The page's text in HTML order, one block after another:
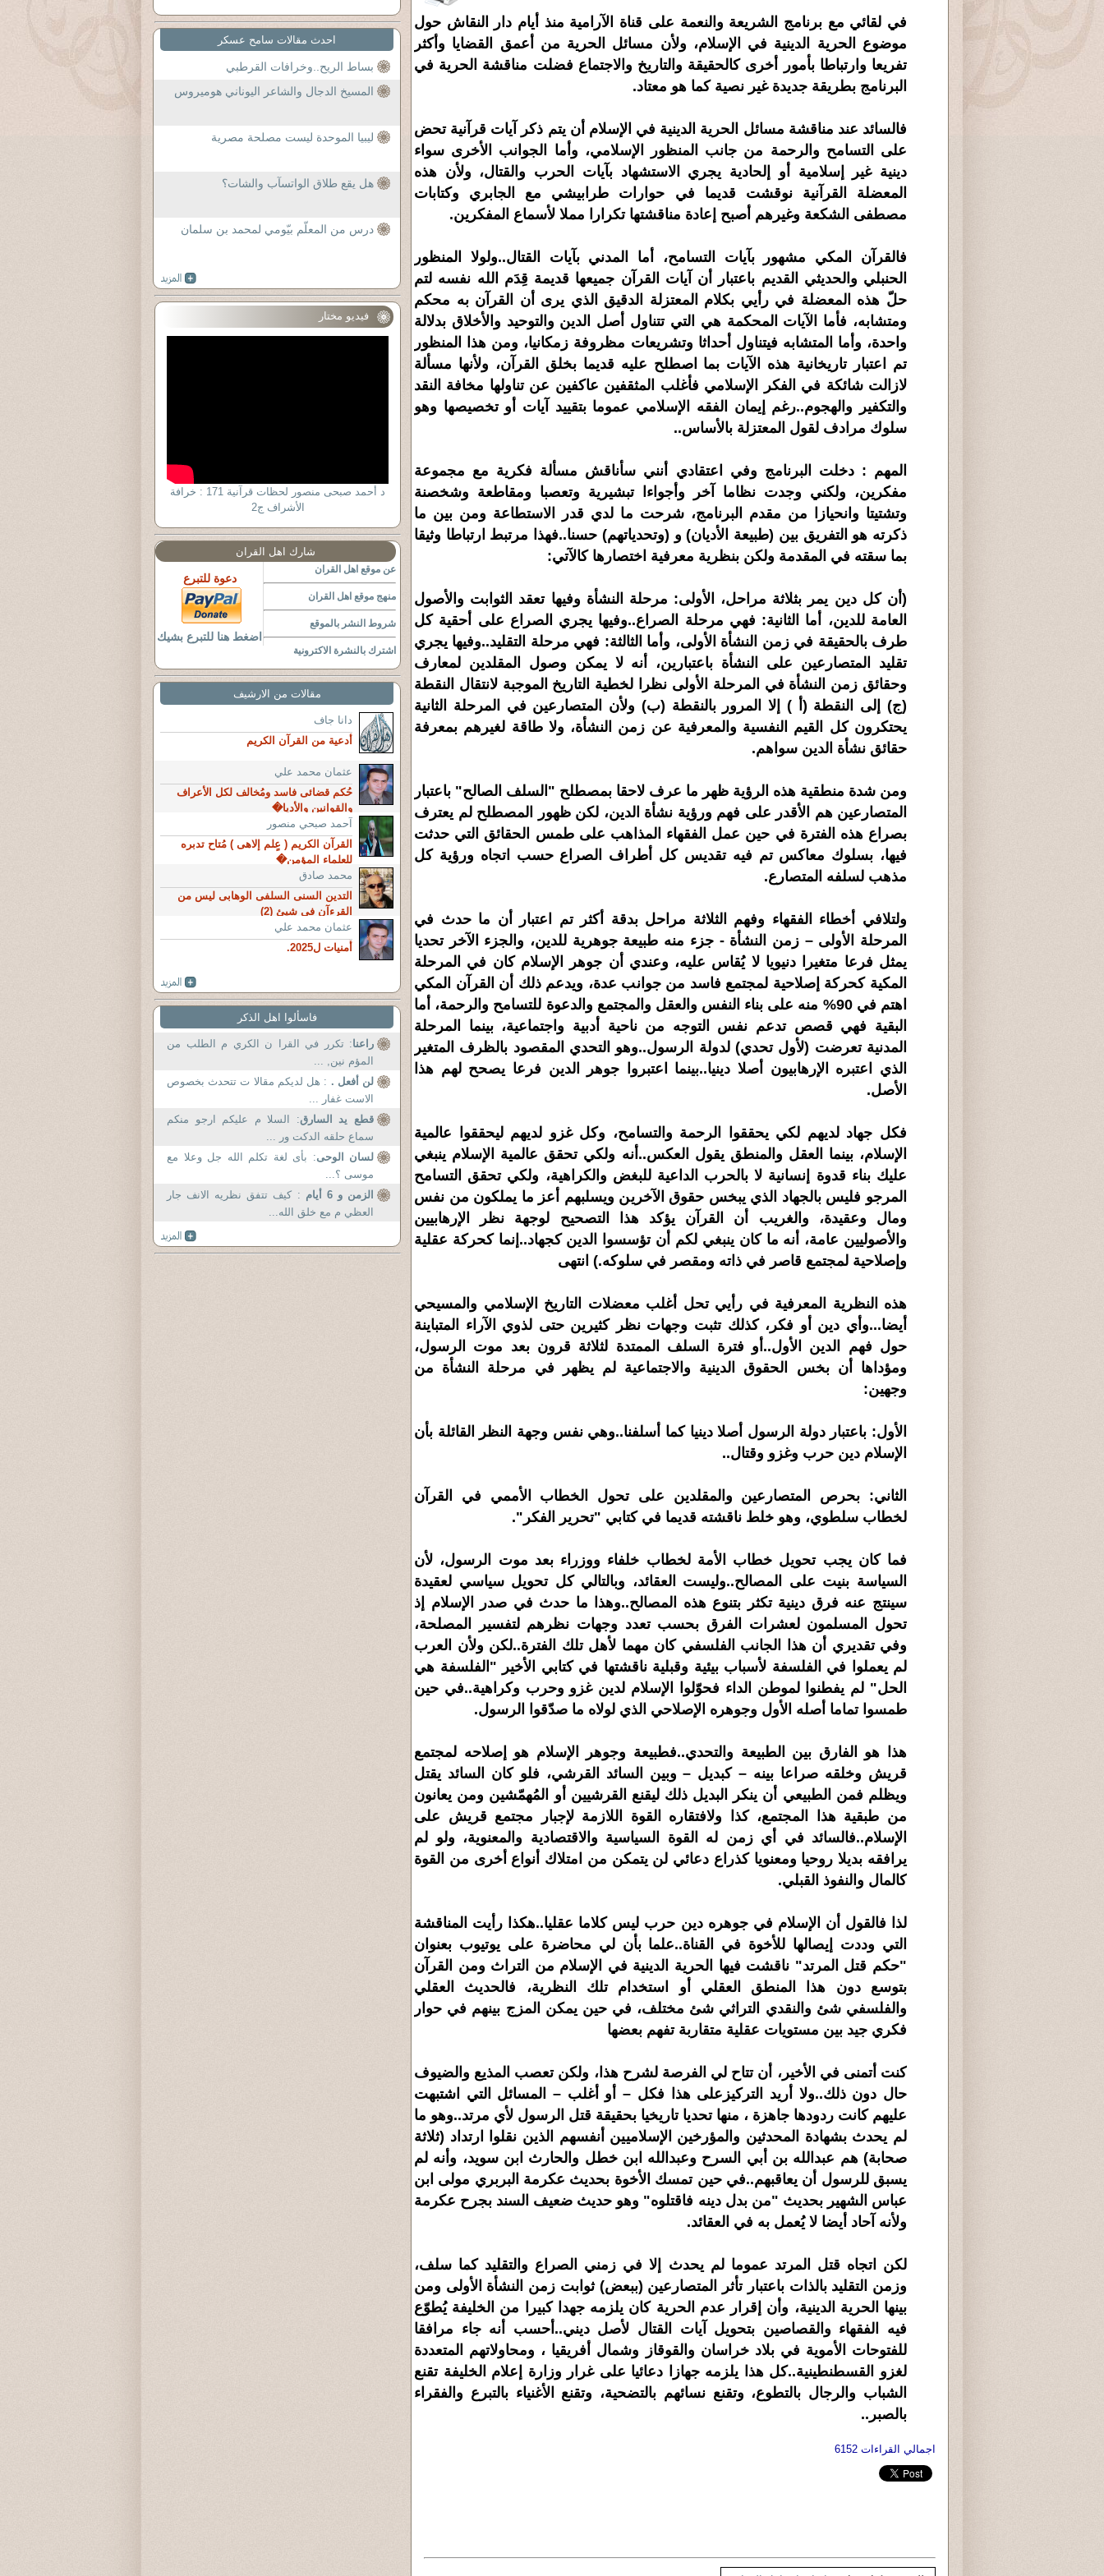
في لقائي مع برنامج الشريعة والنعمة على قناة الآرامية منذ أيام دار النقاش حول
موضوع الحرية الدينية في الإسلام، ولأن مسائل الحرية من أعمق القضايا وأكثر
تفريعا وارتباطا بأمور أخرى كالحقيقة والتاريخ والاجتماع فضلت مناقشة الحرية في
البرنامج بطريقة جديدة غير نصية كما هو معتاد.
فالسائد عند مناقشة مسائل الحرية الدينية في الإسلام أن يتم ذكر آيات قرآنية تحض
على التسامح والرحمة من جانب المنظور الإسلامي، وأما الجوانب الأخرى سواء
دينية غير إسلامية أو إلحادية يجري الاستشهاد بآيات الحرب والقتال، ولأن هذه
المعضلة القرآنية نوقشت قديما في حوارات طرابيشي مع الجابري وكتابات
مصطفى الشكعة وغيرهم أصبح إعادة مناقشتها تكرارا مملا لأسماع المفكرين.
فالقرآن المكي مشهور بآيات التسامح، أما المدني بآيات القتال..ولولا المنظور
الحنبلي والحديثي القديم باعتبار أن آيات القرآن جميعها قديمة قِدَم الله نفسه لتم
حلّ هذه المعضلة في رأيي بكلام المعتزلة الدقيق الذي يرى أن القرآن به محكم
ومتشابه، فأما الآيات المحكمة هي التي تتناول أصل الدين والتوحيد والأخلاق بدلالة
واحدة، وأما المتشابه فيتناول أحداثا وتشريعات مظروفة زمكانيا، ومن هذا المنظور
تم اعتبار تاريخانية هذه الآيات بما اصطلح عليه قديما بخلق القرآن، ولأنها مسألة
لازالت شائكة في الفكر الإسلامي فأغلب المثقفين عاكفين عن تناولها مخافة النقد
والتكفير والهجوم..رغم إيمان الفقه الإسلامي عموما بتقييد آيات أو تخصيصها وهو
سلوك مرادف لقول المعتزلة بالأساس..
المهم : دخلت البرنامج وفي اعتقادي أنني سأناقش مسألة فكرية مع مجموعة
مفكرين، ولكني وجدت نظاما آخر وأجواءا تبشيرية وتعصبا ومقاطعة وشخصنة
وتشتيتا وانحيازا من مقدم البرنامج، شرحت ما لدي قدر الاستطاعة ومن بين ما
ذكرته هو التفريق بين (طبيعة الأديان) و (وتحدياتهم) حسنا..فهذا مرتبط ارتباطا وثيقا
بما سقته في المقدمة ولكن بنظرية معرفية اختصارها كالآتي:
(أن كل دين يمر بثلاثة مراحل، الأولى: مرحلة النشأة وفيها تعقد الثوابت والأصول
العامة للدين، أما الثانية: فهي مرحلة الصراع..وفيها يجري الصراع على أحقية كل
طرف بالحقيقة في زمن النشأة الأولى، وأما الثالثة: فهي مرحلة التقليد..وفيها يجري
تقليد المتصارعين على النشأة باعتبارين، أنه لا يمكن وصول المقلدين لمعارف
وحقائق زمن النشأة في المرحلة الأولى نظرا لخطية التاريخ الموجبة لانتقال النقطة
(ج) إلى النقطة (أ ) إلا المرور بالنقطة (ب) ولأن المتصارعين في المرحلة الثانية
يحتكرون كل القيم النفسية والمعرفية عن زمن النشأة، ولا طاقة لغيرهم بمعرفة
حقائق نشأة الدين سواهم.
ومن شدة منطقية هذه الرؤية ظهر ما عرف لاحقا بمصطلح "السلف الصالح" باعتبار
المتصارعين هم الأقدر على فهم ورؤية نشأة الدين، لكن ظهور المصطلح لم يعترف
بصراع هذه الفترة في حين عمل الفقهاء المذاهب على طمس الحقائق التي حدثت
فيها، بسلوك معاكس تم فيه تقديس كل أطراف الصراع حسب اتجاه ورؤية كل
مذهب لسلفه المتصارع.
ولتلافي أخطاء الفقهاء وفهم الثلاثة مراحل بدقة أكثر تم اعتبار أن ما حدث في
المرحلة الأولى – زمن النشأة - جزء منه طبيعة جوهرية للدين، والجزء الآخر تحديا
يمثل فرعا متغيرا دنيويا لا يُقاس عليه، وعندي أن جوهر الإسلام كان في المرحلة
المكية كحركة إصلاحية لمجتمع فاسد من جوانب عدة، ويدعم ذلك أن القرآن المكي
اهتم في 90% منه على بناء النفس والعقل والمجتمع والدعوة للتسامح والرحمة، أما
البقية فهي قصص تدعم نفس التوجه من ناحية أدبية واجتماعية، بينما المرحلة
المدنية تعرضت (لأول تحدي) لدولة الرسول..وهو التحدي المقصود بالظرف المتغير
الذي اعتبره الإرهابيون أصلا دينيا..بينما اعتبروا جوهر الدين فرعا يصحح لهم هذا
الأصل.
فكل جهاد لديهم لكي يحققوا الرحمة والتسامح، وكل غزو لديهم ليحققوا عالمية
الإسلام، بينما العقل والمنطق يقول العكس..أنه ولكي تحقق عالمية الإسلام ينبغي
عليك بناء قدوة إنسانية لا بالحرب الداعية للبغض والكراهية، ولكي تحقق التسامح
المرجو فليس بالجهاد الذي يبخس حقوق الآخرين ويسلبهم أعز ما يملكون من نفس
ومال وعقيدة، والغريب أن القرآن يؤكد هذا التصحيح لوجهة نظر الإرهابيين
والأصوليين عامة، أنه ما كان ينبغي لكم أن تؤسسوا الدين كجهاد..إنما كحركة عقلية
وإصلاحية لمجتمع قاصر في ذاته ومقصر في سلوكه.) انتهى
هذه النظرية المعرفية في رأيي تحل أغلب معضلات التاريخ الإسلامي والمسيحي
أيضا...وأي دين أو فكر، كذلك تثبت وجهات نظر كثيرين حتى لذوي الآراء المتباينة
حول فهم الدين الأول..أو فترة السلف الممتدة لثلاثة قرون بعد موت الرسول،
ومؤداها أن بخس الحقوق الدينية والاجتماعية لم يظهر في مرحلة النشأة من
وجهين:
الأول: باعتبار دولة الرسول أصلا دينيا كما أسلفنا..وهي نفس وجهة النظر القائلة بأن
الإسلام دين حرب وغزو وقتال..
الثاني: بحرص المتصارعين والمقلدين على تحول الخطاب الأممي في القرآن
لخطاب سلطوي، وهو خلط ناقشته قديما في كتابي "تحرير الفكر".
فما كان يجب تحويل خطاب الأمة لخطاب خلفاء ووزراء بعد موت الرسول، لأن
السياسة بنيت على المصالح..وليست العقائد، وبالتالي كل تحويل سياسي لعقيدة
سينتج عنه فرق دينية تكثر بتنوع هذه المصالح..وهذا ما حدث في صدر الإسلام إذ
تحول المسلمون لعشرات الفرق بحسب تعدد وجهات نظرهم لتفسير المصلحة،
وفي تقديري أن هذا الجانب الفلسفي كان مهما لأهل تلك الفترة..لكن ولأن العرب
لم يعملوا في الفلسفة لأسباب بيئية وقبلية ناقشتها في كتابي الأخير "الفلسفة هي
الحل" لم يفطنوا لموطن الداء فحوّلوا الإسلام لدين غزو وحرب وكراهية..في حين
طمسوا تماما أصله الأول وجوهره الإصلاحي الذي لولاه ما صدّقوا الرسول.
هذا هو الفارق بين الطبيعة والتحدي..فطبيعة وجوهر الإسلام هو إصلاحه لمجتمع
قريش وخلقه صراعا بينه – كبديل – وبين السائد القرشي، فلو كان السائد يقتل
ويظلم فمن الطبيعي أن ينكر البديل ذلك ليقنع القرشيين أو المُهمّشين ومن يعانون
من طبقية هذا المجتمع، كذا ولافتقاره القوة اللازمة لإجبار مجتمع قريش على
الإسلام..فالسائد في أي زمن له القوة السياسية والاقتصادية والمعنوية، ولو لم
يرافقه بديلا روحيا ومعنويا كذراع دعائي لن يتمكن من امتلاك أنواع أخرى من القوة
كالمال والنفوذ القبلي.
لذا فالقول أن الإسلام في جوهره دين حرب ليس كلاما عقليا..هكذا رأيت المناقشة
التي وددت إيصالها للأخوة في القناة..علما بأن لي محاضرة على يوتيوب بعنوان
"حكم قتل المرتد" ناقشت فيها الحرية الدينية في الإسلام من التراث ومن القرآن
بتوسع دون هذا المنطق العقلي أو استخدام تلك النظرية، فالحديث العقلي
والفلسفي شئ والنقدي التراثي شئ مختلف، في حين يمكن المزج بينهم في حوار
فكري جيد بين مستويات عقلية متقاربة تفهم بعضها
كنت أتمنى في الأخير، أن تتاح لي الفرصة لشرح هذا، ولكن تعصب المذيع والضيوف
حال دون ذلك..ولا أريد التركيزعلى هذا فكل – أو أغلب – المسائل التي اشتبهت
عليهم كانت ردودها جاهزة ، منها تحديا تاريخيا بحقيقة قتل الرسول لأي مرتد..وهو ما
لم يحدث بشهادة المحدثين والمؤرخين الإسلاميين أنفسهم الذين نقلوا ارتداد (ثلاثة
صحابة) هم عبدالله بن أبي السرح وعبدالله ابن خطل والحارث ابن سويد، وأنه لم
يسبق للرسول أن يعاقبهم..في حين تمسك الأخوة بحديث عكرمة البربري مولى ابن
عباس الشهير بحديث "من بدل دينه فاقتلوه" وهو حديث ضعيف السند بجرح عكرمة
ولأنه آحاد أيضا لا يُعمل به في العقائد.
لكن اتجاه قتل المرتد عموما لم يحدث إلا في زمني الصراع والتقليد كما سلف،
وزمن التقليد بالذات باعتبار تأثر المتصارعين (ببعض) ثوابت زمن النشأة الأولى ومن
بينها الحرية الدينية، وأن إقرار عدم الحرية كان يلزمه جهدا كبيرا من الخليفة يُطوّع
فيه الفقهاء والقصاصين بتحويل آيات القتال لأصل ديني..أحسب أنه جاء مرافقا
للفتوحات الأموية في بلاد خراسان والقوقاز وشمال أفريقيا ، ومحاولاتهم المتعددة
لغزو القسطنطينية..كل هذا يلزمه جهازا دعائيا على غرار وزارة إعلام الخليفة تقنع
الشباب والرجال بالتطوع، وتقنع نسائهم بالتضحية، وتقنع الأغنياء بالتبرع والفقراء
بالصبر..
اجمالي القراءات 6152
احدث مقالات سامح عسكر
بساط الريح..وخرافات القرطبي
المسيخ الدجال والشاعر اليوناني هوميروس
ليبيا الموحدة ليست مصلحة مصرية
هل يقع طلاق الواتسآب والشات؟
درس من المعلّم بيّومي لمحمد بن سلمان
فيديو مختار
د أحمد صبحى منصور لحظات قرآنية 171 : خرافة
الأشراف ج2
شارك اهل القران
عن موقع اهل القران
منهج موقع اهل القران
شروط النشر بالموقع
اشترك بالنشرة الاكترونية
دعوة للتبرع
اضغط هنا للتبرع بشيك
مقالات من الارشيف
دانا جاف
أدعية من القرآن الكريم
عثمان محمد علي
حُكم قضائى فاسد ومُخالف لكل الأعراف
والقوانين والأديا�
آحمد صبحي منصور
القرآن الكريم ( عٍلم إلاهى ) مُتاح تدبره
للعلماء المؤمن�
محمد صادق
التدين السنى السلفى الوهابى ليس من
القرءآن فى شيئ (2)
عثمان محمد علي
أُمنيات ل2025.
فاسألوا اهل الذكر
راعنا: تكرر في القرا ن الكري م الطلب من
المؤم نين, ...
لن أفعل . : هل لديكم مقالا ت تتحدث بخصوص
الاست غفار ...
قطع يد السارق: السلا م عليكم ارجو منكم
سماع حلقه الدكت ور ...
لسان الوحى: بأى لغة تكلم الله جل وعلا مع
موسى ؟...
الزمن و 6 أيام
: كيف تتفق نظريه الانف جار
العظي م مع خلق الله...